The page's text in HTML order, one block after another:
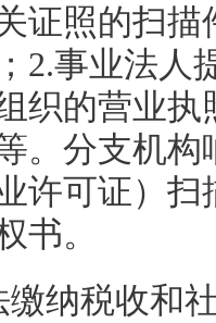
证照的扫
2.事业法人
织的营业执
。分支机
许可证）
书。
缴纳税收和